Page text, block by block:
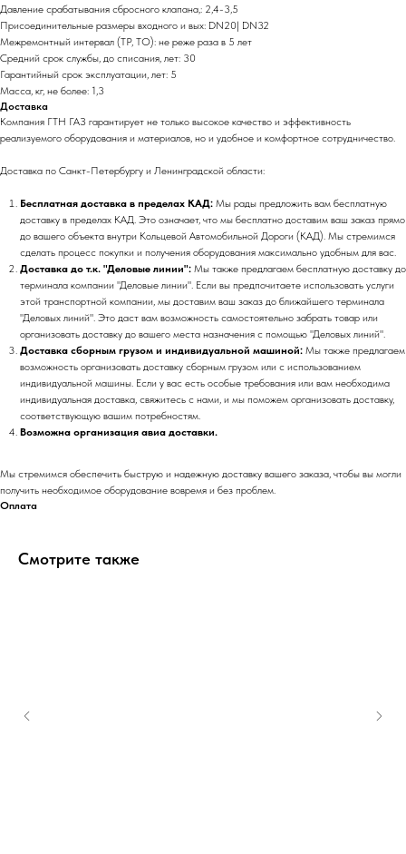
Давление срабатывания сбросного клапана,: 2,4-3,5
Присоединительные размеры входного и вых: DN20| DN32
Межремонтный интервал (ТР, ТО): не реже раза в 5 лет
Средний срок службы, до списания, лет: 30
Гарантийный срок эксплуатации, лет: 5
Масса, кг, не более: 1,3
Доставка
Компания ГТН ГАЗ гарантирует не только высокое качество и эффективность
реализуемого оборудования и материалов, но и удобное и комфортное сотрудничество.
Доставка по Санкт-Петербургу и Ленинградской области:
Бесплатная доставка в пределах КАД: Мы рады предложить вам бесплатную
доставку в пределах КАД. Это означает, что мы бесплатно доставим ваш заказ прямо
до вашего объекта внутри Кольцевой Автомобильной Дороги (КАД). Мы стремимся
сделать процесс покупки и получения оборудования максимально удобным для вас.
Доставка до т.к. "Деловые линии": Мы также предлагаем бесплатную доставку до
терминала компании "Деловые линии". Если вы предпочитаете использовать услуги
этой транспортной компании, мы доставим ваш заказ до ближайшего терминала
"Деловых линий". Это даст вам возможность самостоятельно забрать товар или
организовать доставку до вашего места назначения с помощью "Деловых линий".
Доставка сборным грузом и индивидуальной машиной: Мы также предлагаем
возможность организовать доставку сборным грузом или с использованием
индивидуальной машины. Если у вас есть особые требования или вам необходима
индивидуальная доставка, свяжитесь с нами, и мы поможем организовать доставку,
соответствующую вашим потребностям.
Возможна организация авиа доставки.
Мы стремимся обеспечить быструю и надежную доставку вашего заказа, чтобы вы могли
получить необходимое оборудование вовремя и без проблем.
Оплата
Смотрите также